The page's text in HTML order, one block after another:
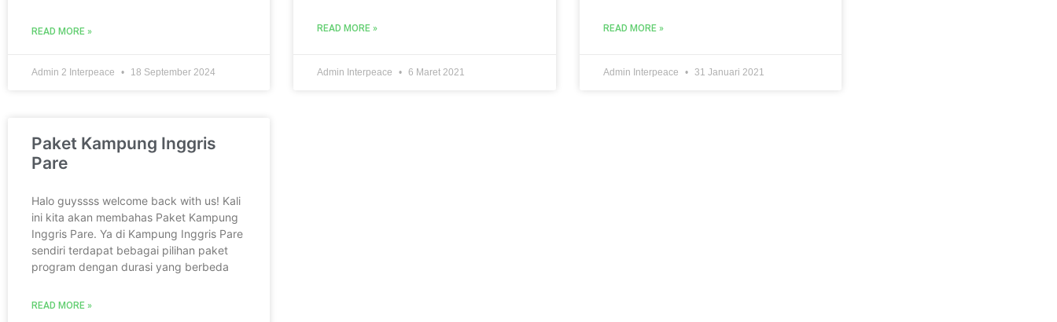
READ MORE »
Admin 2 Interpeace 18 September 2024
READ MORE »
Admin Interpeace 6 Maret 2021
READ MORE »
Admin Interpeace 31 Januari 2021
Paket Kampung Inggris
Pare
Halo guyssss welcome back with us! Kali
ini kita akan membahas Paket Kampung
Inggris Pare. Ya di Kampung Inggris Pare
sendiri terdapat bebagai pilihan paket
program dengan durasi yang berbeda
READ MORE »